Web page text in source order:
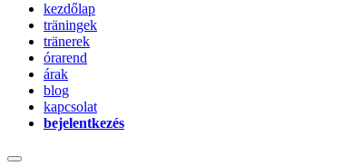
kezdőlap
träningek
tränerek
órarend
árak
blog
kapcsolat
bejelentkezés